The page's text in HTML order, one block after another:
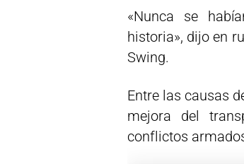
«Nunca se
historia», dijo en
Swing.
Entre las causas
mejora del
conflictos